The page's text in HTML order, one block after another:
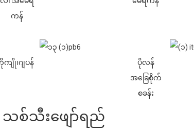
ကန်
ျို၊ဂျပန်
ပိုလန်
အခြေစိုက်
စခန်း
သစ်သီးဖျော်ရည်